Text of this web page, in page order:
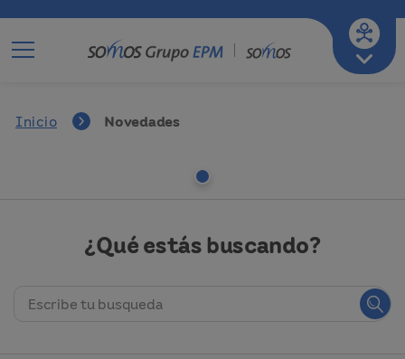
Ir a mi empresa de servicios
Inicio Novedades
¿Qué estás buscando?